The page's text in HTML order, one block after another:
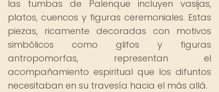
las tumbas de Palenque incluyen vasijas,
platos, cuencos y figuras ceremoniales. Estas
piezas, ricamente decoradas con motivos
simbólicos como glifos y figuras
antropomorfas, representan el
acompañamiento espiritual que los difuntos
necesitaban en su travesía hacia el más allá.